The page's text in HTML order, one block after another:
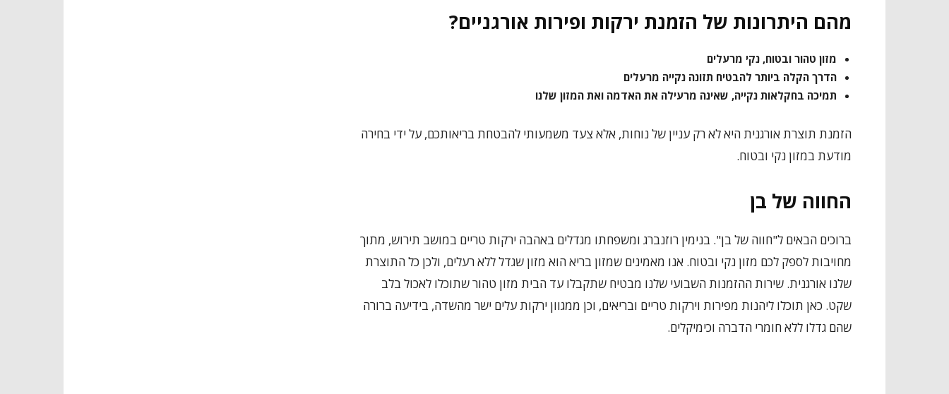
מהם היתרונות של הזמנת ירקות ופירות אורגניים?
מזון טהור ובטוח, נקי מרעלים
הדרך הקלה ביותר להבטיח תזונה נקייה מרעלים
תמיכה בחקלאות נקייה, שאינה מרעילה את האדמה ואת המזון שלנו
הזמנת תוצרת אורגנית היא לא רק עניין של נוחות, אלא צעד משמעותי להבטחת בריאותכם, על ידי בחירה
מודעת במזון נקי ובטוח.
החווה של בן
ברוכים הבאים ל"חווה של בן". בנימין רוזנברג ומשפחתו מגדלים באהבה ירקות טריים במושב תירוש, מתוך
מחויבות לספק לכם מזון נקי ובטוח. אנו מאמינים שמזון בריא הוא מזון שגדל ללא רעלים, ולכן כל התוצרת
שלנו אורגנית. שירות ההזמנות השבועי שלנו מבטיח שתקבלו עד הבית מזון טהור שתוכלו לאכול בלב
שקט. כאן תוכלו ליהנות מפירות וירקות טריים ובריאים, וכן ממגוון ירקות עלים ישר מהשדה, בידיעה ברורה
שהם גדלו ללא חומרי הדברה וכימיקלים.